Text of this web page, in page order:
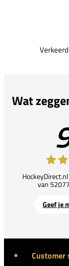
Wat
van
Geef je
Customer